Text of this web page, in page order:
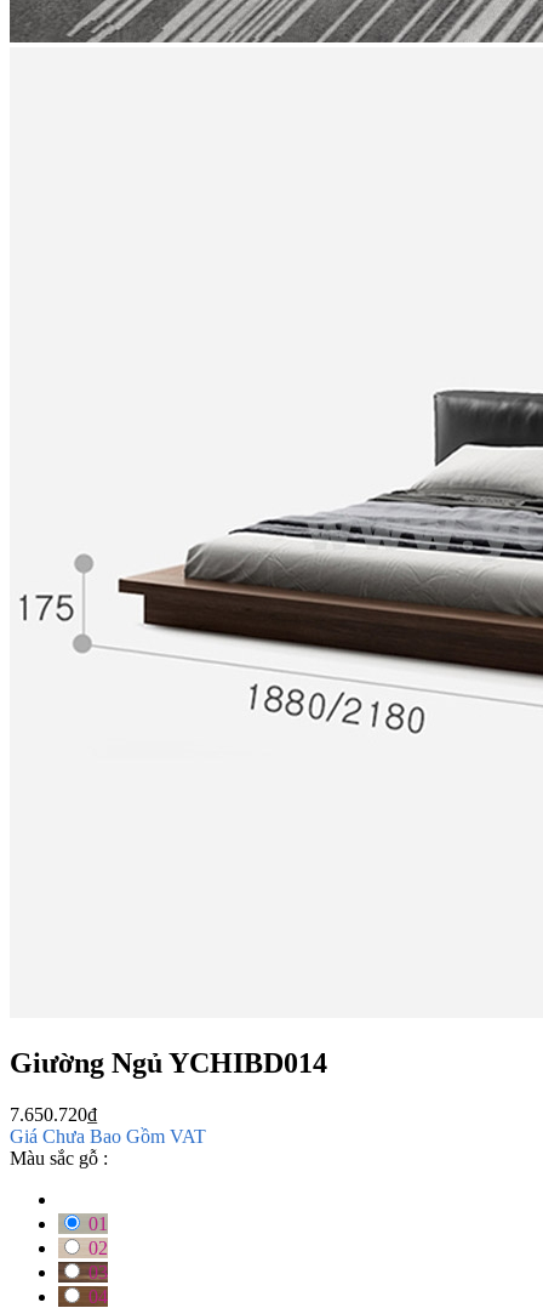
Giường Ngủ YCHIBD014
7.650.720₫
Giá Chưa Bao Gồm VAT
Màu sắc gỗ :
01
02
03
04